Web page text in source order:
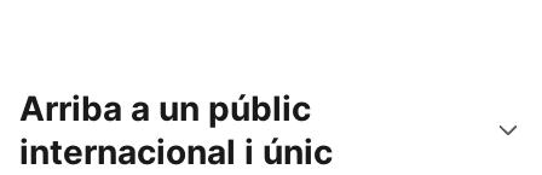
Arriba a un públic
internacional i únic